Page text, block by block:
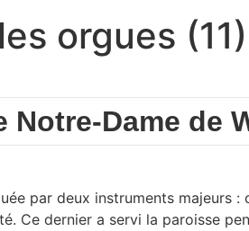
orgues (11)
Notre-Dame de
par deux instruments majeurs :
Ce dernier a servi la paroisse